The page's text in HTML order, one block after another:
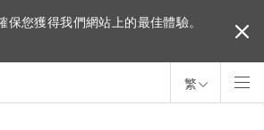
保您獲得我們網站上的最佳體驗。
保您獲得我們網站上的最佳體驗。
繁